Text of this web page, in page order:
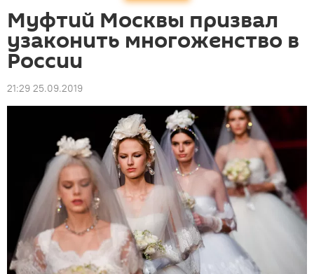
Муфтий Москвы призвал
узаконить многоженство в
России
21:29 25.09.2019